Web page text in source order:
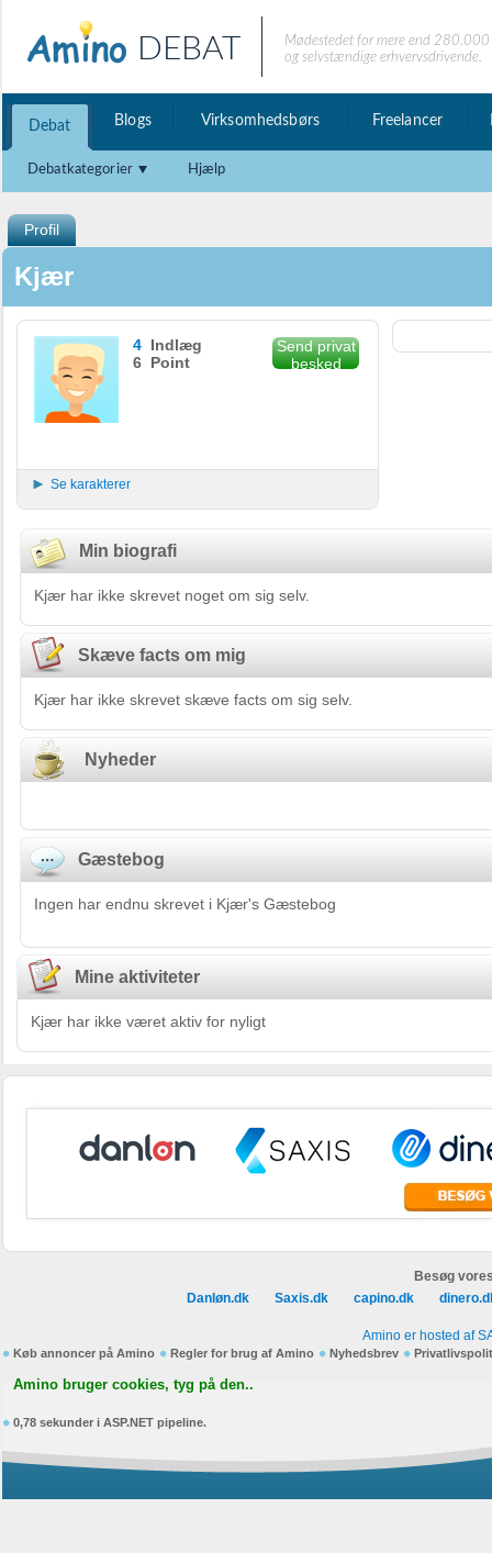
DEBAT
Mødestedet for mere end
og selvstændige erhvervsdrivende.
Debat Blogs Virksomhedsbørs Freelancer
Debatkategorier Hjælp
Profil
Kjær
4 Indlæg
6 Point
Send privat
besked
Se karakterer
Min biografi
Kjær har ikke skrevet noget om sig selv.
Skæve facts om mig
Kjær har ikke skrevet skæve facts om sig selv.
Nyheder
Gæstebog
Ingen har endnu skrevet i Kjær's Gæstebog
Mine aktiviteter
Kjær har ikke været aktiv for nyligt
Besøg
Danløn.dk
Saxis.dk capino.dk
Amino er hosted af
Køb annoncer på Amino Regler for brug af Amino Nyhedsbrev
Amino bruger cookies, tyg på den..
0,78 sekunder i ASP.NET pipeline.